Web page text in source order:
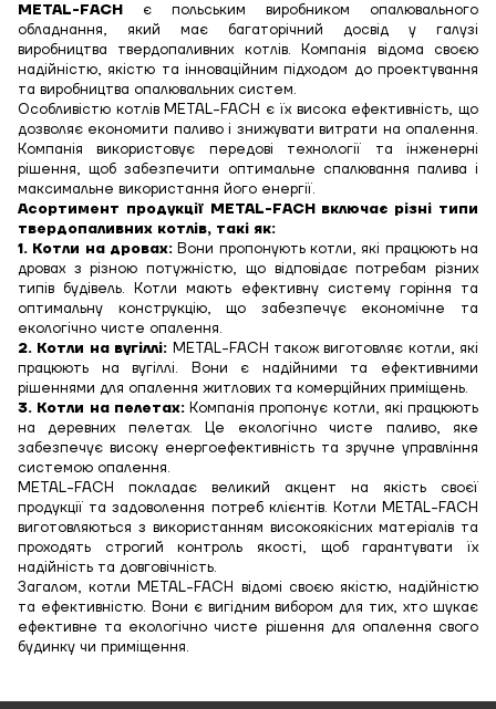
METAL-FACH є польським виробником опалювального
обладнання, який має багаторічний досвід у галузі
виробництва твердопаливних котлів. Компанія відома своєю
надійністю, якістю та інноваційним підходом до проектування
та виробництва опалювальних систем.
Особливістю котлів METAL-FACH є їх висока ефективність, що
дозволяє економити паливо і знижувати витрати на опалення.
Компанія використовує передові технології та інженерні
рішення, щоб забезпечити оптимальне спалювання палива і
максимальне використання його енергії.
Асортимент продукції METAL-FACH включає різні типи
твердопаливних котлів, такі як:
1. Котли на дровах: Вони пропонують котли, які працюють на
дровах з різною потужністю, що відповідає потребам різних
типів будівель. Котли мають ефективну систему горіння та
оптимальну конструкцію, що забезпечує економічне та
екологічно чисте опалення.
2. Котли на вугіллі: METAL-FACH також виготовляє котли, які
працюють на вугіллі. Вони є надійними та ефективними
рішеннями для опалення житлових та комерційних приміщень.
3. Котли на пелетах:Компанія пропонує котли, які працюють
на деревних пелетах. Це екологічно чисте паливо, яке
забезпечує високу енергоефективність та зручне управління
системою опалення.
METAL-FACH покладає великий акцент на якість своєї
продукції та задоволення потреб клієнтів. Котли METAL-FACH
виготовляються з використанням високоякісних матеріалів та
проходять строгий контроль якості, щоб гарантувати їх
надійність та довговічність.
Загалом, котли METAL-FACH відомі своєю якістю, надійністю
та ефективністю. Вони є вигідним вибором для тих, хто шукає
ефективне та екологічно чисте рішення для опалення свого
будинку чи приміщення.
Надіслати
Надіслати